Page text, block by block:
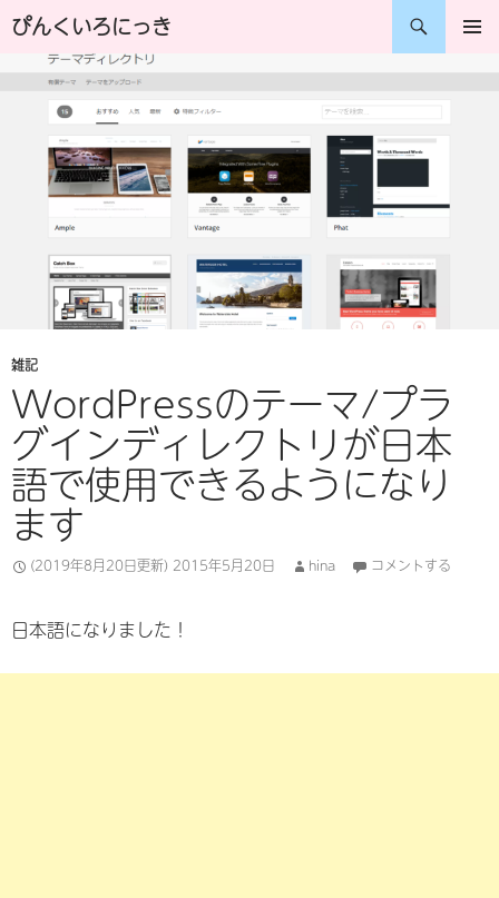
コぴんくいろにっき
検
雑記
WordPressのテーマ/プラ
グインディレクトリが日本
語で使用できるようになり
ます
(2019年8月20日更新) 2015年5月20日 hina コメントする
日本語になりました！